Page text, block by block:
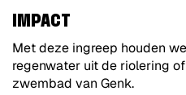
IMPACT
Met deze ingreep houden
regenwater uit de riolering
zwembad van Genk.